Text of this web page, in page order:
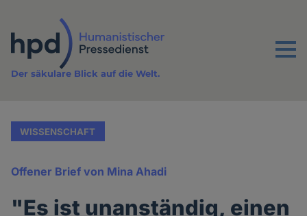
Inhalt
Menu
Der säkulare Blick auf die Welt.
WISSENSCHAFT
Offener Brief von Mina Ahadi
"Es ist unanständig, einen